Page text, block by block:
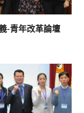
-青年改革論壇